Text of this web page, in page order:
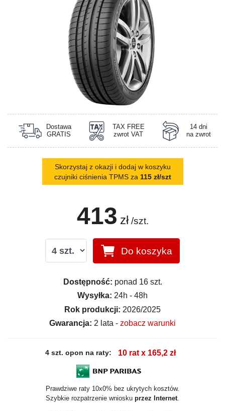
Dostawa
GRATIS
TAX FREE
zwrot VAT
14 dni
na zwrot
Skorzystaj z okazji i dodaj w koszyku
czujniki ciśnienia TPMS za 115 zł/szt
413 zł /szt.
Do koszyka
Dostępność: ponad 16 szt.
Wysyłka: 24h - 48h
Rok produkcji: 2026/2025
Gwarancja: 2 lata - zobacz warunki
4 szt. opon na raty: 10 rat x 165,2 zł
Prawdziwe raty 10x0% bez ukrytych kosztów.
Szybkie rozpatrzenie wniosku przez Internet